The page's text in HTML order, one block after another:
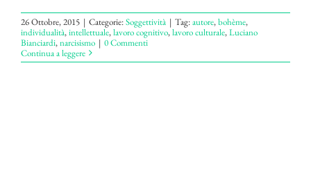
26 Ottobre, 2015 | Categorie:Soggettività | Tag:autore,bohème,
individualità,intellettuale,lavoro cognitivo,lavoro culturale,Luciano
Bianciardi,narcisismo | 0 Commenti
Continua a leggere